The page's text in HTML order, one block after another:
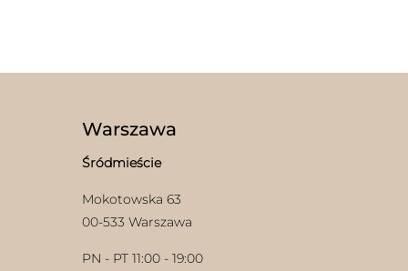
Warszawa
Śródmieście
Mokotowska 63
00-533 Warszawa
PN - PT 11:00 - 19:00